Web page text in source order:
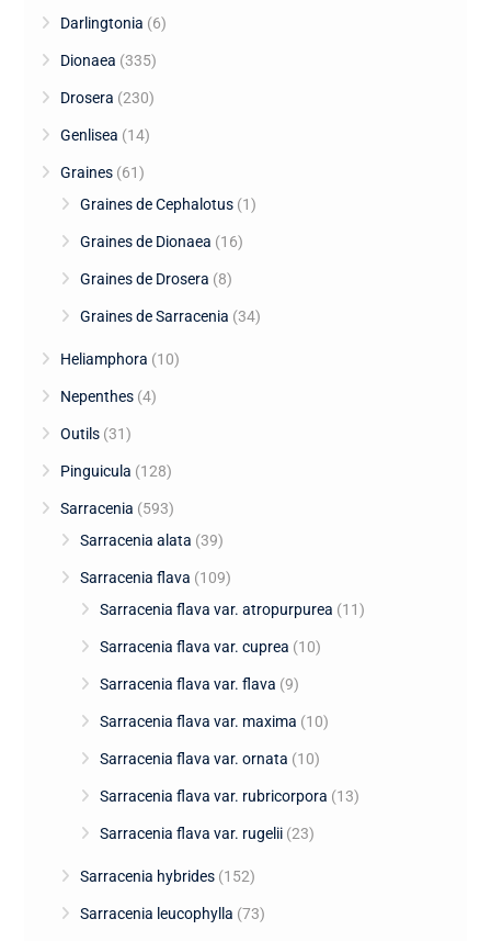
Darlingtonia (6)
Dionaea (335)
Drosera (230)
Genlisea (14)
Graines (61)
Graines de Cephalotus (1)
Graines de Dionaea (16)
Graines de Drosera (8)
Graines de Sarracenia (34)
Heliamphora (10)
Nepenthes (4)
Outils (31)
Pinguicula (128)
Sarracenia (593)
Sarracenia alata (39)
Sarracenia flava (109)
Sarracenia flava var. atropurpurea (11)
Sarracenia flava var. cuprea (10)
Sarracenia flava var. flava (9)
Sarracenia flava var. maxima (10)
Sarracenia flava var. ornata (10)
Sarracenia flava var. rubricorpora (13)
Sarracenia flava var. rugelii (23)
Sarracenia hybrides (152)
Sarracenia leucophylla (73)